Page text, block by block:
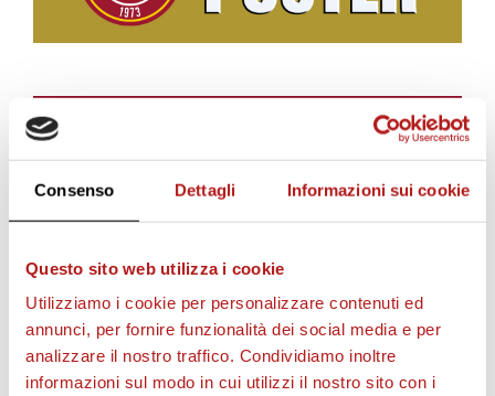
Consenso Dettagli Informazioni sui cookie
Questo sito web utilizza i cookie
Utilizziamo i cookie per personalizzare contenuti ed
annunci, per fornire funzionalità dei social media e per
analizzare il nostro traffico. Condividiamo inoltre
informazioni sul modo in cui utilizzi il nostro sito con i
BIGLIETTI